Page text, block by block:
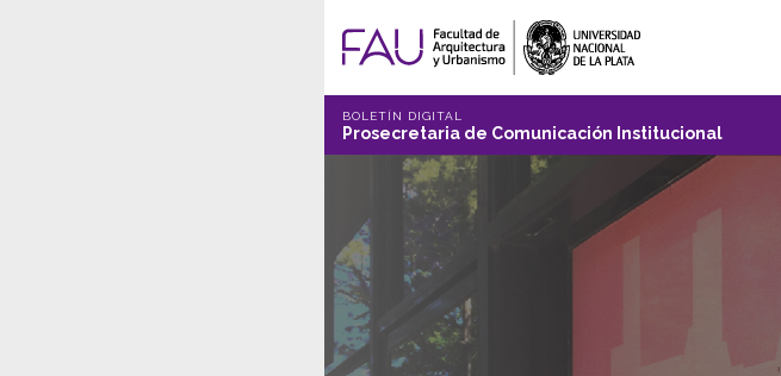
BOLETÍN DIGITAL
Prosecretaria de Comunicación Institucional